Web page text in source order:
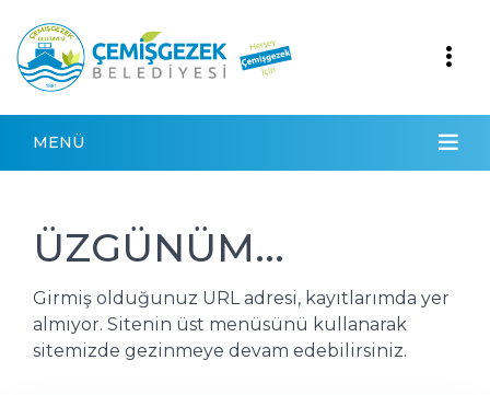
MENÜ
ÜZGÜNÜM...
Girmiş olduğunuz URL adresi, kayıtlarımda yer
almıyor. Sitenin üst menüsünü kullanarak
sitemizde gezinmeye devam edebilirsiniz.